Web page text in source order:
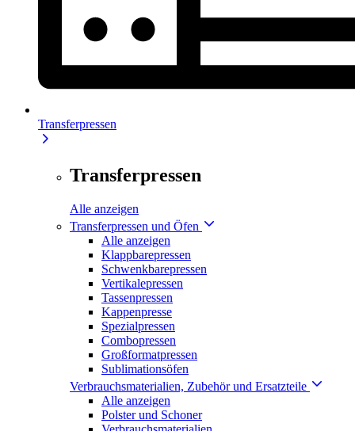
Transferpressen
Transferpressen
Alle anzeigen
Transferpressen und Öfen
Alle anzeigen
Klappbarepressen
Schwenkbarepressen
Vertikalepressen
Tassenpressen
Kappenpresse
Spezialpressen
Combopressen
Großformatpressen
Sublimationsöfen
Verbrauchsmaterialien, Zubehör und Ersatzteile
Alle anzeigen
Polster und Schoner